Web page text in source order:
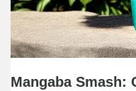
Mangaba Smash: